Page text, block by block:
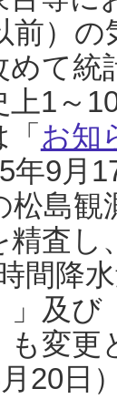
前）
めて統
上1～
お知
9月
松島観
精査し
時間降
」及
も変更
20日）